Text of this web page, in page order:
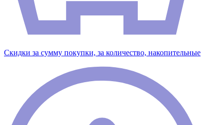
Скидки за сумму покупки, за количество, накопительные